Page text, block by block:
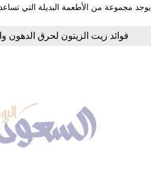
يوجد مجموعة من الأطعمة البديلة التي
فوائد زيت الزيتون لحرق الدهون